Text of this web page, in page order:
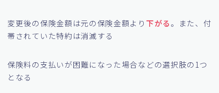
変更後の保険金額は元の保険金額より 下がる。また、付
帯されていた特約は消滅する
保険料の支払いが困難になった場合などの選択肢の1つ
となる